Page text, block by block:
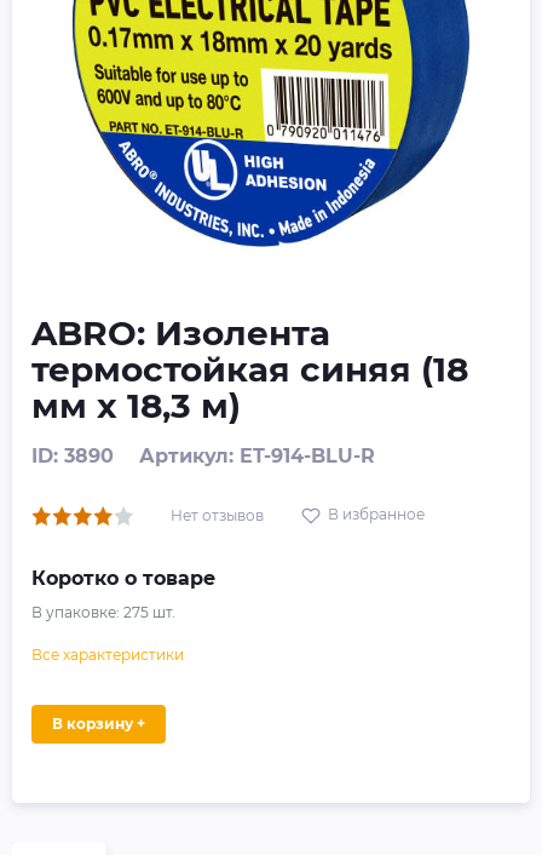
ABRO: Изолента
термостойкая синяя (18
мм х 18,3 м)
ID: 3890 Артикул: ET-914-BLU-R
Нет отзывов В избранное
Коротко о товаре
В упаковке: 275 шт.
Все характеристики
В корзину +